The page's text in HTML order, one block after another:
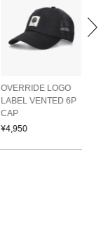
OVERRIDE LOGO
LABEL VENTED 6P
CAP
¥4,950